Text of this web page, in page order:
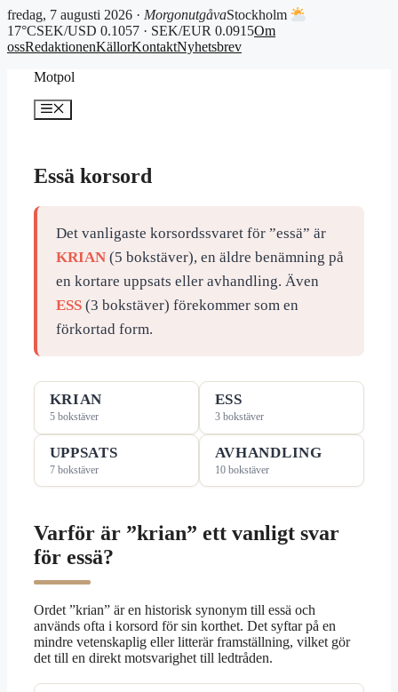
fredag, 7 augusti 2026 · MorgonutgåvaStockholm
17°CSEK/USD 0.1057 · SEK/EUR 0.0915Om
ossRedaktionenKällorKontaktNyhetsbrev
Motpol
Meny
Essä korsord
Det vanligaste korsordssvaret för ”essä” är
KRIAN(5 bokstäver), en äldre benämning på
en kortare uppsats eller avhandling. Även
ESS(3 bokstäver) förekommer som en
förkortad form.
KRIAN
5 bokstäver
ESS
3 bokstäver
UPPSATS
7 bokstäver
AVHANDLING
10 bokstäver
Varför är ”krian” ett vanligt svar
för essä?
Ordet ”krian” är en historisk synonym till essä och
används ofta i korsord för sin korthet. Det syftar på en
mindre vetenskaplig eller litterär framställning, vilket gör
det till en direkt motsvarighet till ledtråden.